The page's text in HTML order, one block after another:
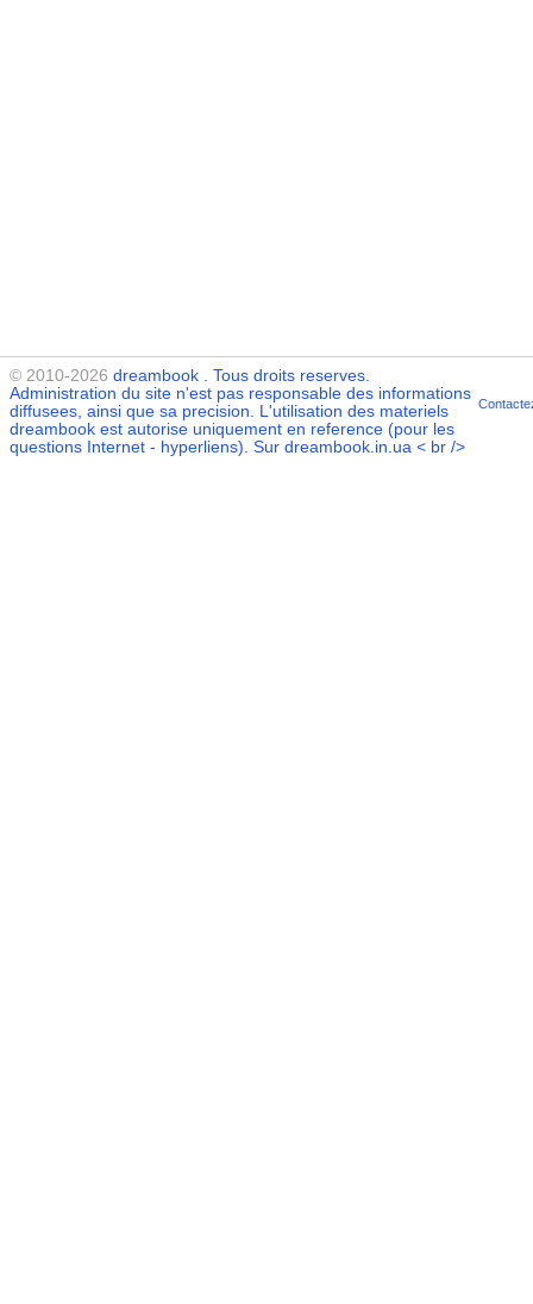
© 2010-2026 dreambook . Tous droits reserves.
Administration du site n'est pas responsable des informations
diffusees, ainsi que sa precision. L'utilisation des materiels
dreambook est autorise uniquement en reference (pour les
questions Internet - hyperliens). Sur dreambook.in.ua < br />